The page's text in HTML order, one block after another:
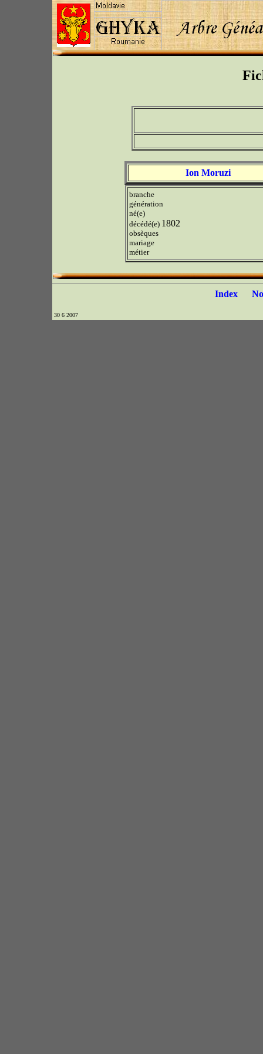
Ion Moruzi
branche
génération
né(e)
décédé(e) 1802
obsèques
mariage
métier
Index
30 6 2007